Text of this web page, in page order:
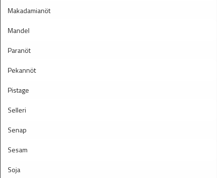
Makadamianöt
Mandel
Paranöt
Pekannöt
Pistage
Selleri
Senap
Sesam
Soja